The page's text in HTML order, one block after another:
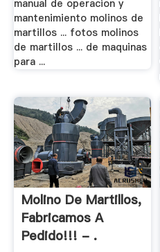
manual de operacion y
mantenimiento molinos de
martillos ... fotos molinos
de martillos ... de maquinas
para ...
Molino De Martillos,
Fabricamos A
Pedido!!! - .